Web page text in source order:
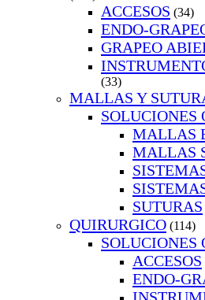
ACCESOS (34)
ENDO-
GRAPEO
(33)
MALLAS Y
SOLUCIONES
MALLAS
MALLAS
SUTURAS
QUIRURGICO (114)
SOLUCIONES
ACCESOS
ENDO-